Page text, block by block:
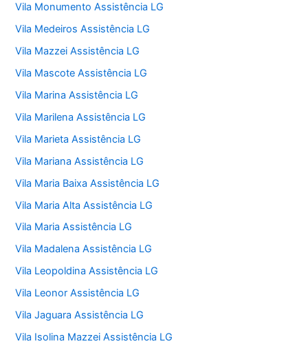
Vila Monumento Assistência LG
Vila Medeiros Assistência LG
Vila Mazzei Assistência LG
Vila Mascote Assistência LG
Vila Marina Assistência LG
Vila Marilena Assistência LG
Vila Marieta Assistência LG
Vila Mariana Assistência LG
Vila Maria Baixa Assistência LG
Vila Maria Alta Assistência LG
Vila Maria Assistência LG
Vila Madalena Assistência LG
Vila Leopoldina Assistência LG
Vila Leonor Assistência LG
Vila Jaguara Assistência LG
Vila Isolina Mazzei Assistência LG